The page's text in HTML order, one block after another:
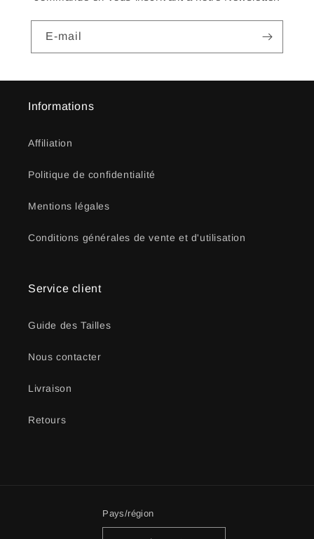
E-mail
Informations
Affiliation
Politique de confidentialité
Mentions légales
Conditions générales de vente et d'utilisation
Service client
Guide des Tailles
Nous contacter
Livraison
Retours
Pays/région